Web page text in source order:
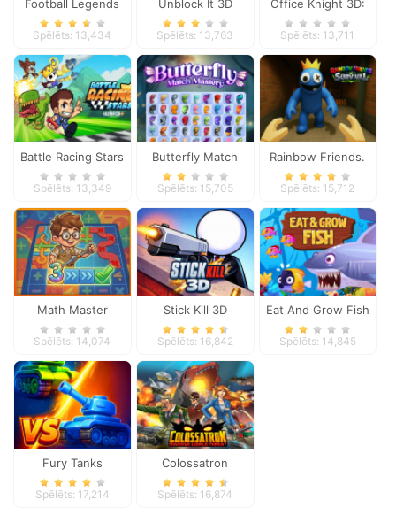
Football Legends
2026
Spēlēts: 13,434
Unblock It 3D
Spēlēts: 13,763
Office Knight 3D:
Castle Defense
Spēlēts: 13,711
Battle Racing Stars
Spēlēts: 13,349
Butterfly Match
Mastery
Spēlēts: 15,705
Rainbow Friends.
Survival
Spēlēts: 15,712
Math Master
Spēlēts: 14,074
Stick Kill 3D
Spēlēts: 16,842
Eat And Grow Fish
Spēlēts: 14,845
Fury Tanks
Spēlēts: 17,214
Colossatron
Spēlēts: 16,874